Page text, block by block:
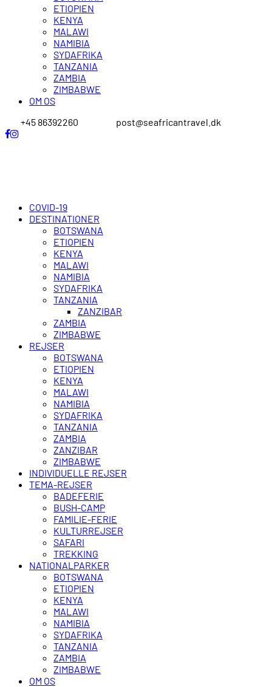
ETIOPIEN
KENYA
MALAWI
NAMIBIA
SYDAFRIKA
TANZANIA
ZAMBIA
ZIMBABWE
OM OS
+45 86392260
post@seafricantravel.dk
COVID-19
DESTINATIONER
BOTSWANA
ETIOPIEN
KENYA
MALAWI
NAMIBIA
SYDAFRIKA
TANZANIA
ZANZIBAR
ZAMBIA
ZIMBABWE
REJSER
BOTSWANA
ETIOPIEN
KENYA
MALAWI
NAMIBIA
SYDAFRIKA
TANZANIA
ZAMBIA
ZANZIBAR
ZIMBABWE
INDIVIDUELLE REJSER
TEMA-REJSER
BADEFERIE
BUSH-CAMP
FAMILIE-FERIE
KULTURREJSER
SAFARI
TREKKING
NATIONALPARKER
BOTSWANA
ETIOPIEN
KENYA
MALAWI
NAMIBIA
SYDAFRIKA
TANZANIA
ZAMBIA
ZIMBABWE
OM OS